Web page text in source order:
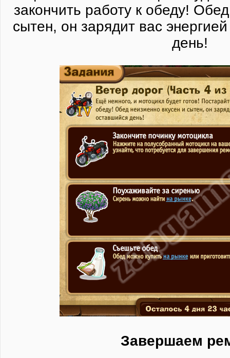
закончить работу к обеду!
сытен, он зарядит вас
день!
Завершаем